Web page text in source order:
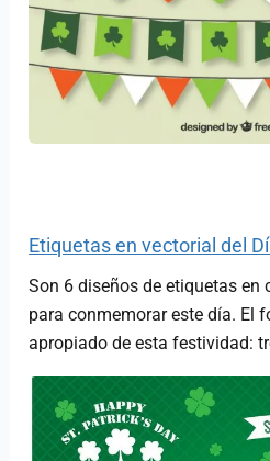
Etiquetas en vectorial del
Son 6 diseños de etiquetas en
para conmemorar este día. El
apropiado de esta festividad: